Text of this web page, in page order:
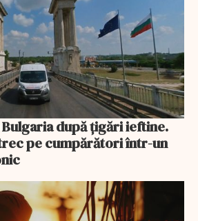
după țigări ieftine.
trec pe cumpărători într-un